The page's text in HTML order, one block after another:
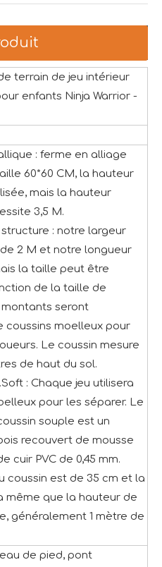
terrain de jeu intérieur
enfants Ninja Warrior -
: ferme en alliage
60*60 CM, la hauteur
mais la hauteur
3,5 M.
structure : notre largeur
2 M et notre longueur
la taille peut être
de la taille de
seront
coussins moelleux pour
Le coussin mesure
de haut du sol.
: Chaque jeu utilisera
pour les séparer. Le
souple est un
recouvert de mousse
cuir PVC de 0,45 mm.
coussin est de 35 cm et la
même que la hauteur de
généralement 1 mètre de
de pied, pont